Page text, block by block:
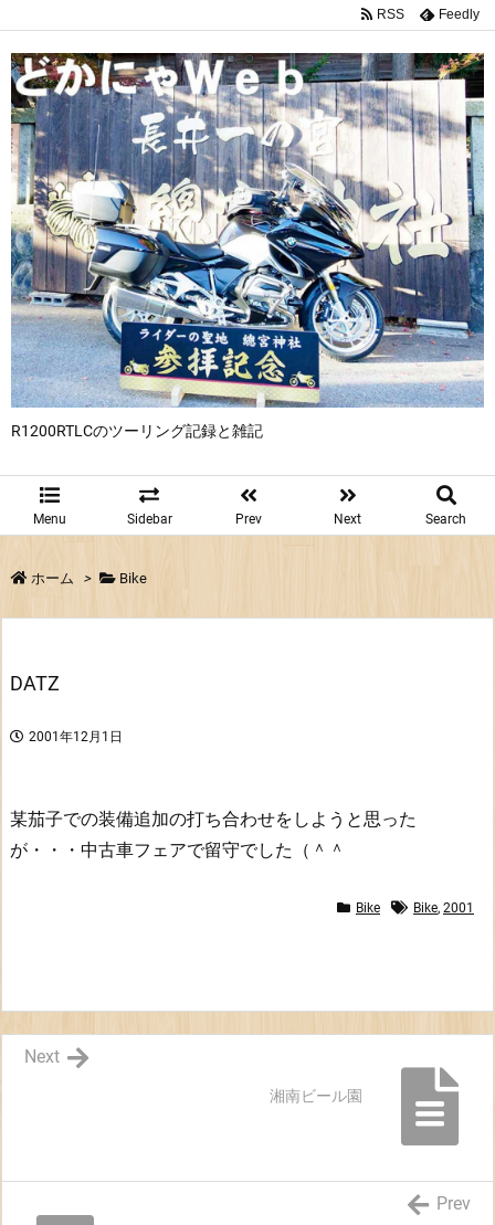
R1200RTLCのツーリング記録と雑記
Menu Sidebar Prev Next Search
RSS Feedly
ホーム > Bike
DATZ
2001年12月1日
某茄子での装備追加の打ち合わせをしようと思った
が・・・中古車フェアで留守でした（＾＾
Bike Bike, 2001
湘南ビール園
Next
Prev